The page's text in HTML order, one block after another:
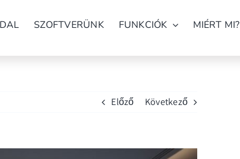
SZOFTVERÜNK FUNKCIÓK MIÉRT MI?
Előző Következő